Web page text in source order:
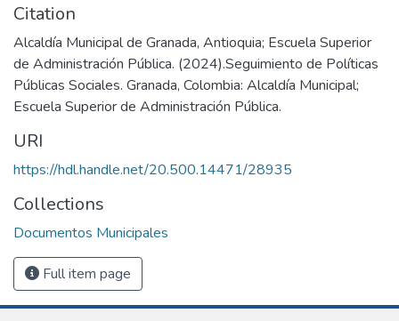
Citation
Alcaldía Municipal de Granada, Antioquia; Escuela Superior
de Administración Pública. (2024).Seguimiento de Políticas
Públicas Sociales. Granada, Colombia: Alcaldía Municipal;
Escuela Superior de Administración Pública.
URI
https://hdl.handle.net/20.500.14471/28935
Collections
Documentos Municipales
Full item page